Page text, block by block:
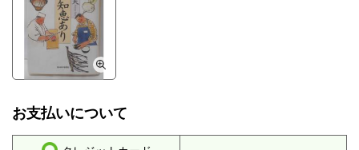
お支払いについて